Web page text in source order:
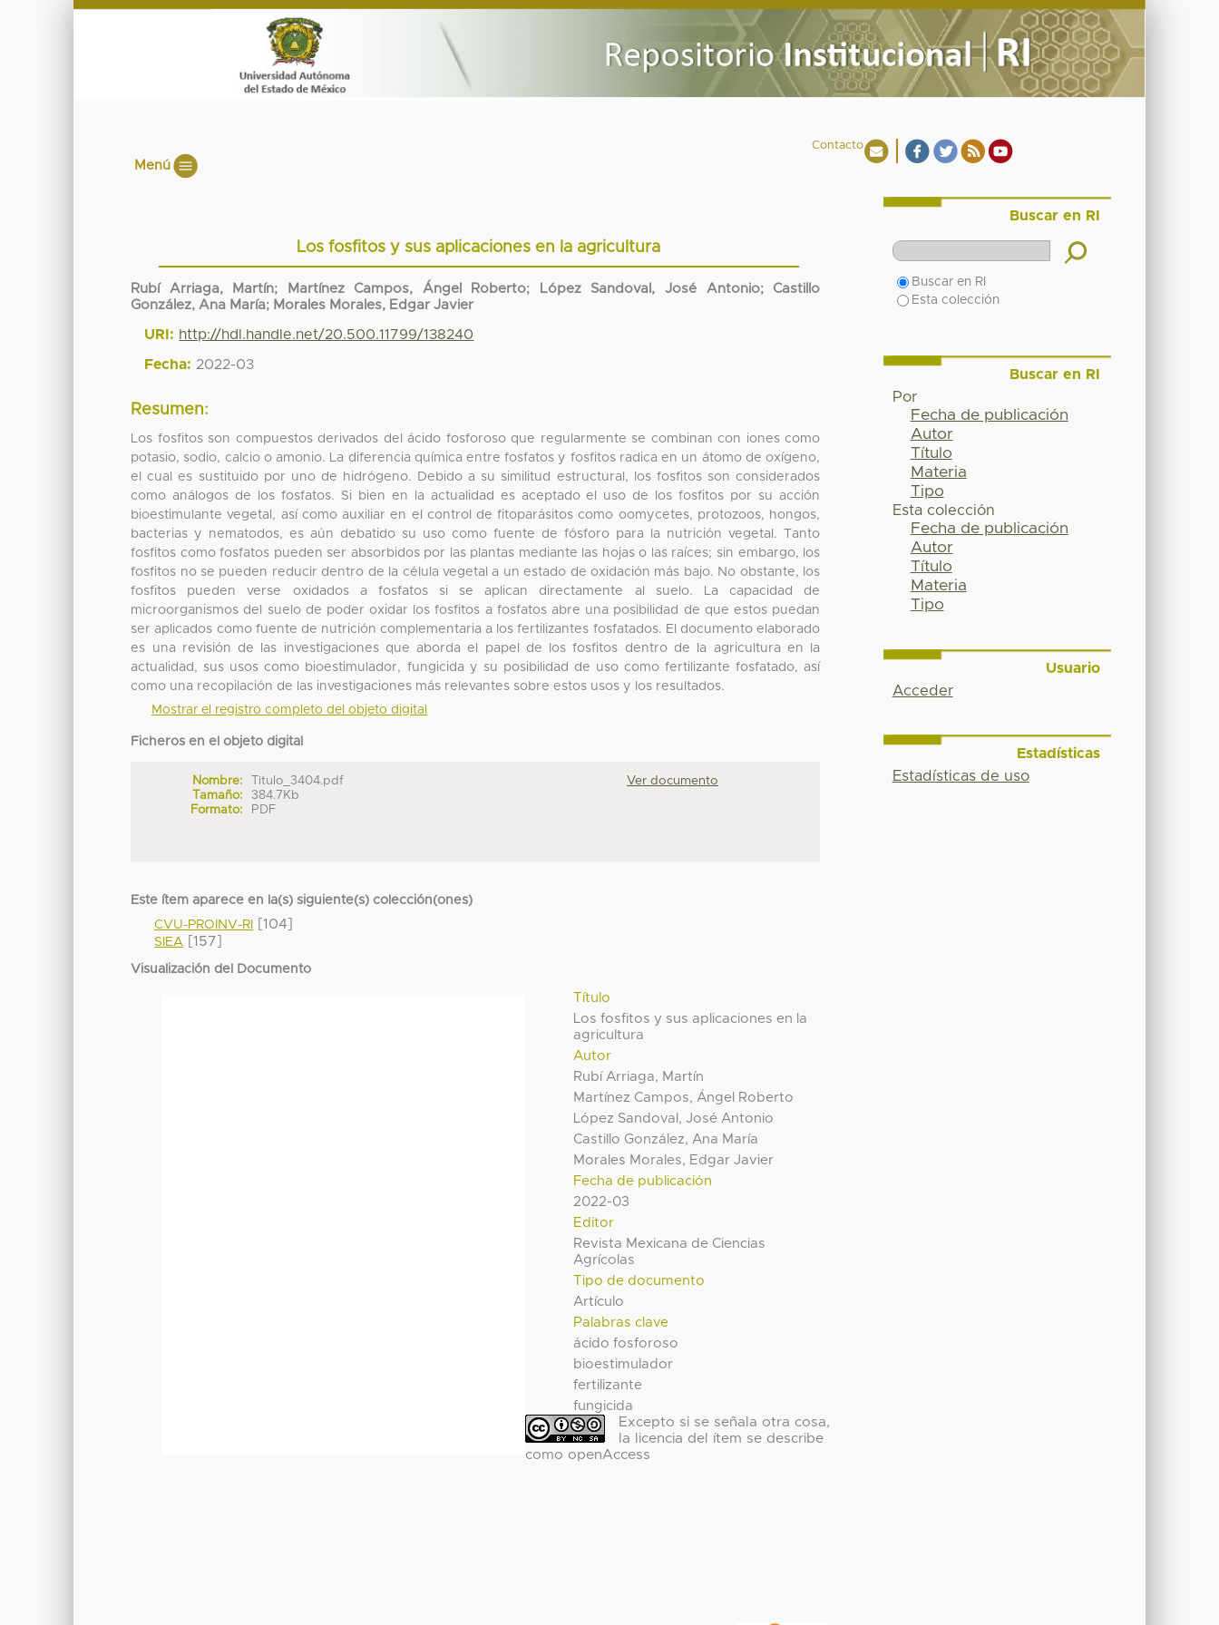
Contacto
Menú
Los fosfitos y sus aplicaciones en la agricultura
Rubí Arriaga, Martín; Martínez Campos, Ángel Roberto; López Sandoval, José Antonio; Castillo
González, Ana María; Morales Morales, Edgar Javier
URI: http://hdl.handle.net/20.500.11799/138240
Fecha: 2022-03
Resumen:
Los fosfitos son compuestos derivados del ácido fosforoso que regularmente se combinan con iones como
potasio, sodio, calcio o amonio. La diferencia química entre fosfatos y fosfitos radica en un átomo de oxígeno,
el cual es sustituido por uno de hidrógeno. Debido a su similitud estructural, los fosfitos son considerados
como análogos de los fosfatos. Si bien en la actualidad es aceptado el uso de los fosfitos por su acción
bioestimulante vegetal, así como auxiliar en el control de fitoparásitos como oomycetes, protozoos, hongos,
bacterias y nematodos, es aún debatido su uso como fuente de fósforo para la nutrición vegetal. Tanto
fosfitos como fosfatos pueden ser absorbidos por las plantas mediante las hojas o las raíces; sin embargo, los
fosfitos no se pueden reducir dentro de la célula vegetal a un estado de oxidación más bajo. No obstante, los
fosfitos pueden verse oxidados a fosfatos si se aplican directamente al suelo. La capacidad de
microorganismos del suelo de poder oxidar los fosfitos a fosfatos abre una posibilidad de que estos puedan
ser aplicados como fuente de nutrición complementaria a los fertilizantes fosfatados. El documento elaborado
es una revisión de las investigaciones que aborda el papel de los fosfitos dentro de la agricultura en la
actualidad, sus usos como bioestimulador, fungicida y su posibilidad de uso como fertilizante fosfatado, así
como una recopilación de las investigaciones más relevantes sobre estos usos y los resultados.
Mostrar el registro completo del objeto digital
Ficheros en el objeto digital
Nombre:
Titulo_3404.pdf
Tamaño:
384.7Kb
Formato:
PDF
Ver documento
Este ítem aparece en la(s) siguiente(s) colección(ones)
CVU-PROINV-RI
[104]
SIEA [157]
Visualización del Documento
Título
Los fosfitos y sus aplicaciones en la
agricultura
Autor
Rubí Arriaga, Martín
Martínez Campos, Ángel Roberto
López Sandoval, José Antonio
Castillo González, Ana María
Morales Morales, Edgar Javier
Fecha de publicación
2022-03
Editor
Revista Mexicana de Ciencias
Agrícolas
Tipo de documento
Artículo
Palabras clave
ácido fosforoso
bioestimulador
fertilizante
fungicida
Excepto si se señala otra cosa,
la licencia del ítem se describe
como openAccess
Buscar en RI
Buscar en RI
Esta colección
Buscar en RI
Por
Fecha de publicación
Autor
Título
Materia
Tipo
Esta colección
Fecha de publicación
Autor
Título
Materia
Tipo
Usuario
Acceder
Estadísticas
Estadísticas de uso